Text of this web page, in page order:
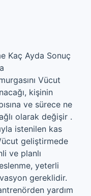
Kaç Ayda Sonuç
Vücut
kişinin
ve sürece ne
olarak değişir .
istenilen kas
geliştirmede
ve planlı
yeterli
gereklidir.
yardım